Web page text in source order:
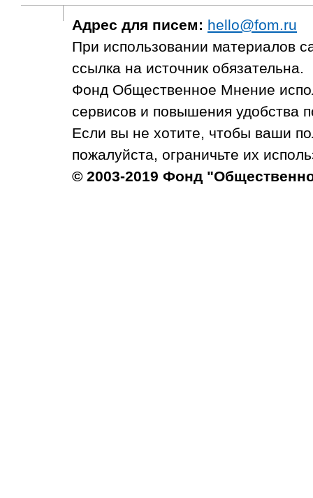
Адрес для писем: hello@fom.ru
При использовании материалов
ссылка на источник обязательна.
Фонд Общественное Мнение
сервисов и повышения удобства
Если вы не хотите, чтобы ваши
пожалуйста, ограничьте их
© 2003-2019 Фонд